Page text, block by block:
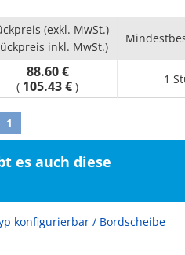
(exkl. MwSt.)
inkl. MwSt.)
88.60 €
( 105.43 € )
1
1
es auch diese
konfigurierbar / Bordscheibe